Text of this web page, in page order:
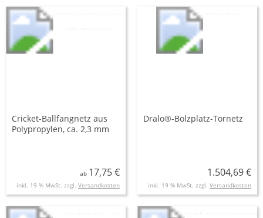
Cricket-Ballfangnetz aus
Polypropylen, ca. 2,3 mm
ab 17,75 €
inkl. 19 % MwSt. zzgl. Versandkosten
Dralo®-Bolzplatz-Tornetz
1.504,69 €
inkl. 19 % MwSt. zzgl. Versandkosten